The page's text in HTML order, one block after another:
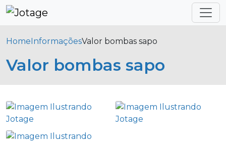
HomeInformaçõesValor bombas sapo
Valor bombas sapo